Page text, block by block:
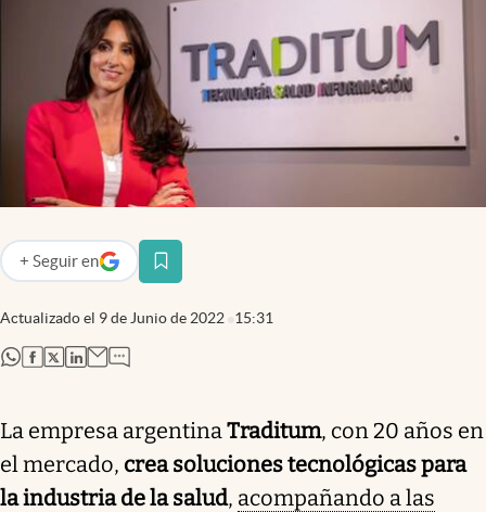
El Cronista Studio
abre en nueva pestaña
Argentina
Actualizado el 9 de Junio de 2022 15:31
+ Seguir en
abre en nueva pestaña
abre en nueva pestaña
abre en nueva pestaña
abre en nueva pestaña
abre en nueva pestaña
La empresa argentinaTraditum, con 20 años en
el mercado, crea soluciones tecnológicas para
la industria de la salud, acompañando a las